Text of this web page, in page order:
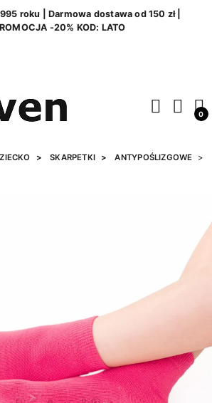
roku | Darmowa dostawa od 150 zł |
-20% KOD: LATO
0
SKARPETKI ANTYPOŚLIZGOWE